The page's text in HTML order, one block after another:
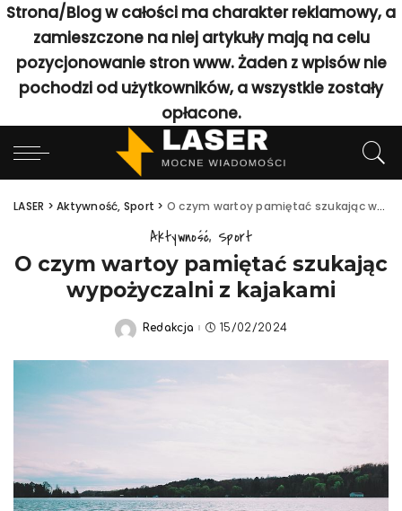
Strona/Blog w całości ma charakter reklamowy, a
zamieszczone na niej artykuły mają na celu
pozycjonowanie stron www. Żaden z wpisów nie
pochodzi od użytkowników, a wszystkie zostały
opłacone.
LASER >Aktywność, Sport > O czym wartoy pamiętać szukając wypożyczalni z kajakami
Aktywność, Sport
O czym wartoy pamiętać szukając
wypożyczalni z kajakami
Posted
Redakcja 15/02/2024